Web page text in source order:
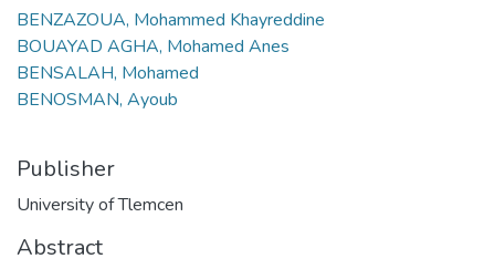
BENZAZOUA, Mohammed Khayreddine
BOUAYAD AGHA, Mohamed Anes
BENSALAH, Mohamed
BENOSMAN, Ayoub
Publisher
University of Tlemcen
Abstract